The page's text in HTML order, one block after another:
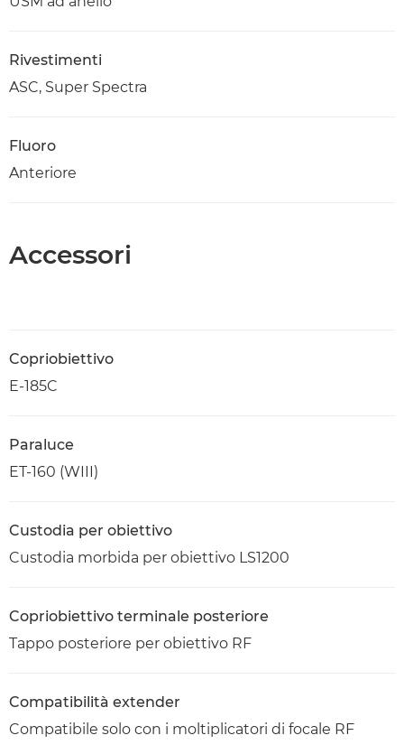
Rivestimenti
ASC, Super Spectra
Fluoro
Anteriore
Accessori
Copriobiettivo
E-185C
Paraluce
ET-160 (WIII)
Custodia per obiettivo
Custodia morbida per obiettivo LS1200
Copriobiettivo terminale posteriore
Tappo posteriore per obiettivo RF
Compatibilità extender
Compatibile solo con i moltiplicatori di focale RF